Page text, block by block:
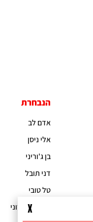
הנבחרת
אדם לב
אלי ניסן
בן ג'וריני
דני תובל
טל טובי
ישראל אהרוני
X